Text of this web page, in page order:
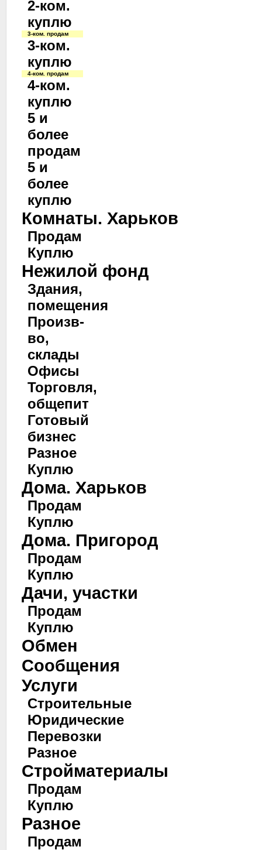
2-ком.
куплю
3-ком. продам
3-ком.
куплю
4-ком. продам
4-ком.
куплю
5 и
более
продам
5 и
более
куплю
Комнаты. Харьков
Продам
Куплю
Нежилой фонд
Здания,
помещения
Произв-
во,
склады
Офисы
Торговля,
общепит
Готовый
бизнес
Разное
Куплю
Дома. Харьков
Продам
Куплю
Дома. Пригород
Продам
Куплю
Дачи, участки
Продам
Куплю
Обмен
Сообщения
Услуги
Строительные
Юридические
Перевозки
Разное
Стройматериалы
Продам
Куплю
Разное
Продам